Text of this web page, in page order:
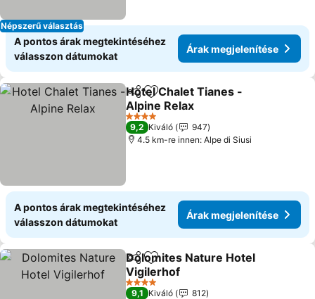
Népszerű választás
A pontos árak megtekintéséhez
válasszon dátumokat
Árak megjelenítése
Megosztás
Hozzáadás a kedvencekhez
Hotel Chalet Tianes -
Alpine Relax
Árak megjelenítése
4 Kategória
9,2 Kiváló
947
4.5 km-re innen: Alpe di Siusi
A pontos árak megtekintéséhez
válasszon dátumokat
Árak megjelenítése
Megosztás
Hozzáadás a kedvencekhez
Dolomites Nature Hotel
Vigilerhof
Árak megjelenítése
4 Kategória
9,1 Kiváló
812